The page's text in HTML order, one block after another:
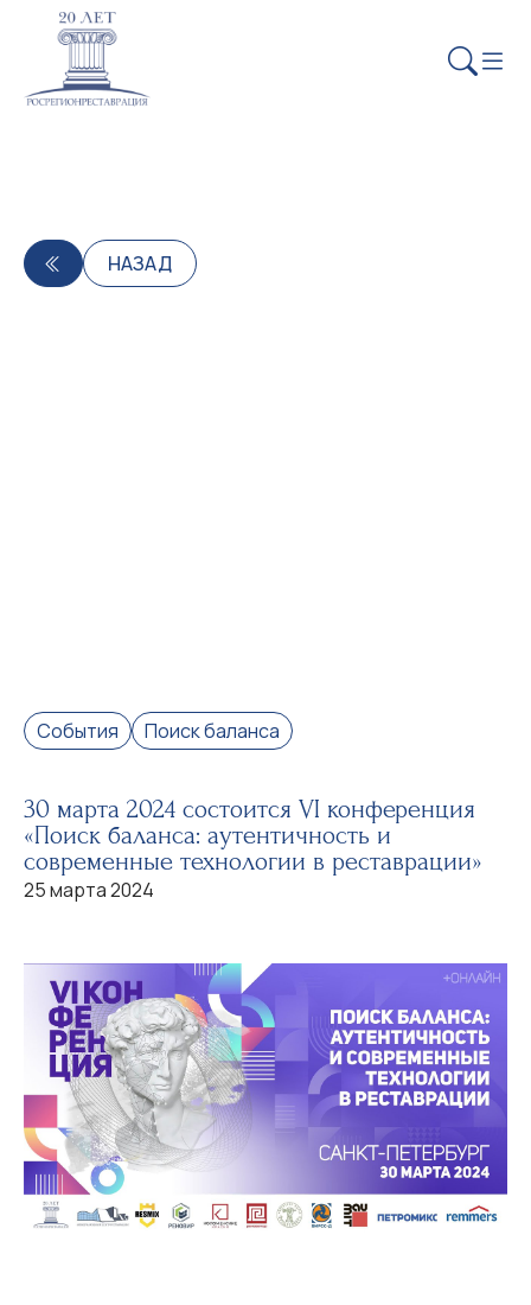
НАЗАД
События Поиск баланса
30 марта 2024 состоится VI конференция
«Поиск баланса: аутентичность и
современные технологии в реставрации»
25 марта 2024